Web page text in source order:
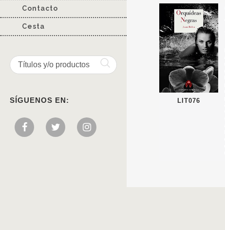
Contacto
Cesta
SÍGUENOS EN: LIT076